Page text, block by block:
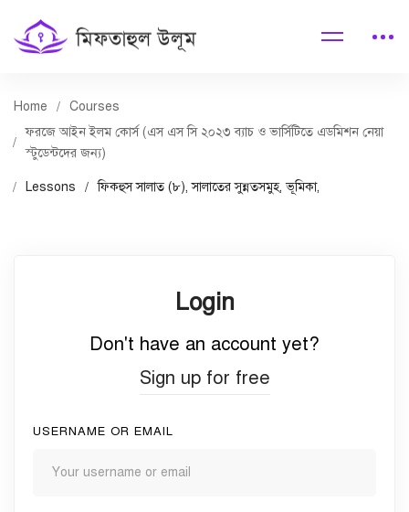
Home
Courses
ফরজে আইন ইলম কোর্স (এস এস সি ২০২৩ ব্যাচ ও ভার্সিটিতে এডমিশন নেয়া
স্টুডেন্টদের জন্য)
Lessons ফিকহুস সালাত (৮), সালাতের সুন্নতসমুহ, ভূমিকা,
Login
Don't have an account yet?
Sign up for free
USERNAME OR EMAIL